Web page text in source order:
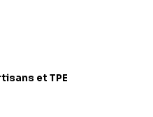
et TPE